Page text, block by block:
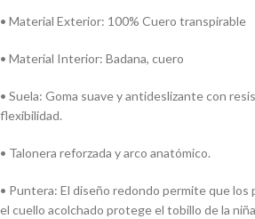
• Material Exterior: 100% Cuero transpirable
• Material Interior: Badana, cuero
• Suela: Goma suave y antideslizante con
flexibilidad.
• Talonera reforzada y arco anatómico.
• Puntera: El diseño redondo permite que los
el cuello acolchado protege el tobillo de la